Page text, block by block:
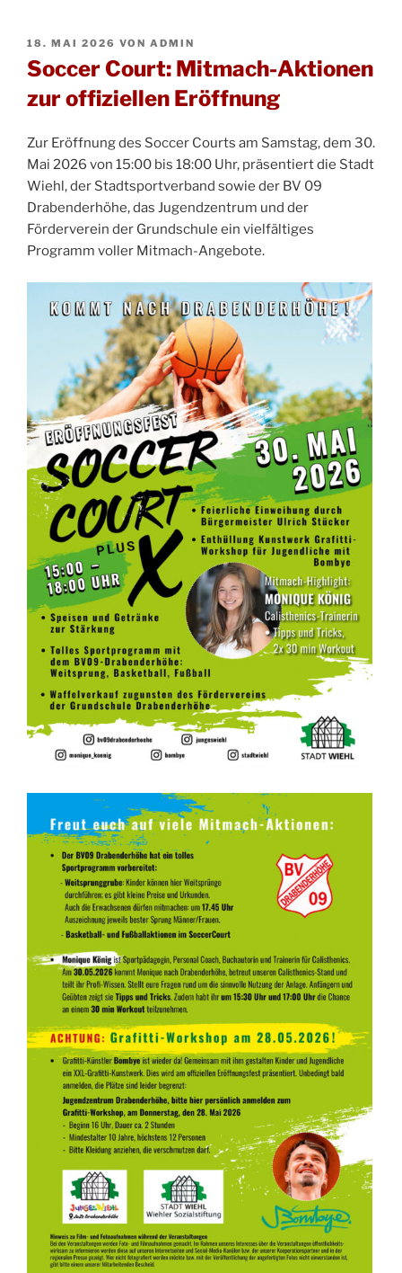
VERÖFFENTLICHT
AM
18. MAI 2026 VON ADMIN
Soccer Court: Mitmach-Aktionen
zur offiziellen Eröffnung
Zur Eröffnung des Soccer Courts am Samstag, dem 30.
Mai 2026 von 15:00 bis 18:00 Uhr, präsentiert die Stadt
Wiehl, der Stadtsportverband sowie der BV 09
Drabenderhöhe, das Jugendzentrum und der
Förderverein der Grundschule ein vielfältiges
Programm voller Mitmach-Angebote.